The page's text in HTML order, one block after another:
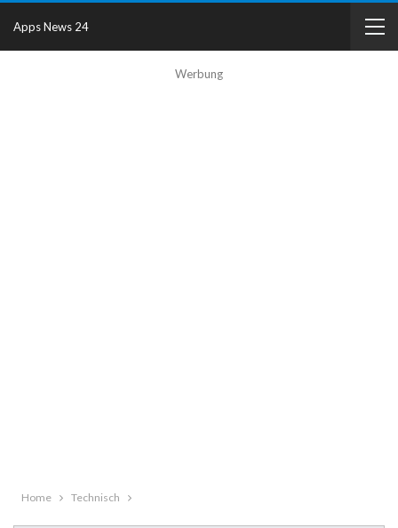
Werbung
Apps News 24
Home Technisch